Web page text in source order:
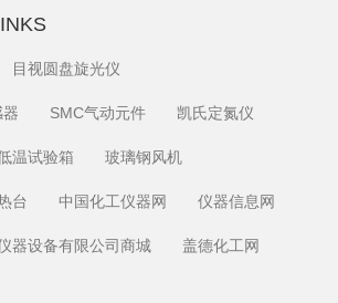
目视圆盘旋光仪
SMC气动元件 凯氏定氮仪
温试验箱 玻璃钢风机
台 中国化工仪器网 仪器信息网
器设备有限公司商城 盖德化工网